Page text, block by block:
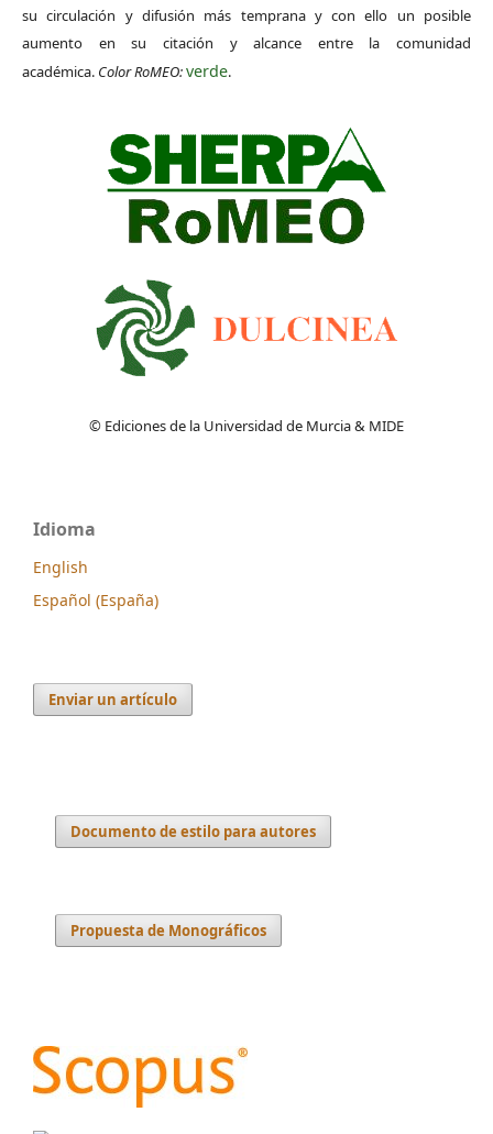
su circulación y difusión más temprana y con ello un posible
aumento en su citación y alcance entre la comunidad
académica. Color RoMEO:verde.
© Ediciones de la Universidad de Murcia & MIDE
Idioma
English
Español (España)
Enviar un artículo
Documento de estilo para autores
Propuesta de Monográficos